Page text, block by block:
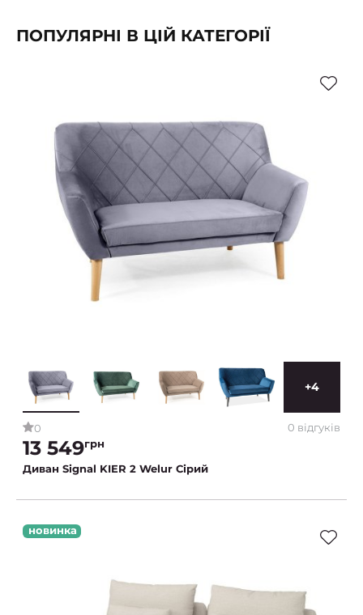
ПОПУЛЯРНІ В ЦІЙ КАТЕГОРІЇ
+4
0 0 відгуків
13 549грн
Диван Signal KIER 2 Welur Сірий
новинка